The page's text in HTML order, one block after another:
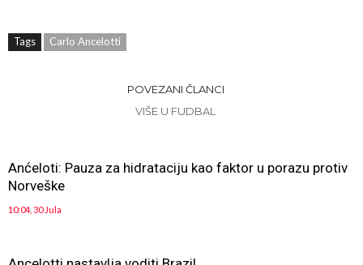
Tags Carlo Ancelotti
POVEZANI ČLANCI
VIŠE U FUDBAL
Anćeloti: Pauza za hidrataciju kao faktor u porazu protiv
Norveške
10:04, 30 Jula